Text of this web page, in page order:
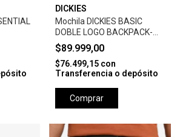
DICKIES
Mochila DICKIES BASIC
DOBLE LOGO BACKPACK-
BLACK
$89.999,00
$76.499,15 con
Transferencia o depósito
Comprar